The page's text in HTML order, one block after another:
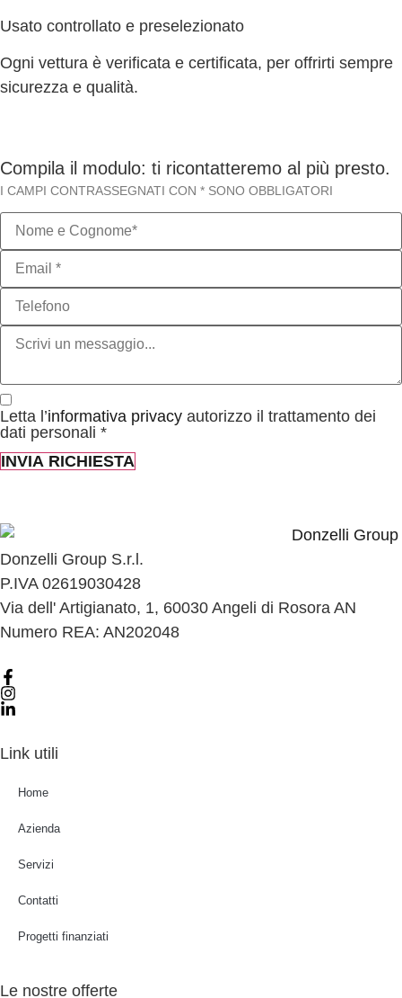
Usato controllato e preselezionato
Ogni vettura è verificata e certificata, per offrirti sempre
sicurezza e qualità.
Compila il modulo: ti ricontatteremo al più presto.
I CAMPI CONTRASSEGNATI CON * SONO OBBLIGATORI
Letta l’informativa privacy autorizzo il trattamento dei
dati personali *
INVIA RICHIESTA
Donzelli Group S.r.l.
P.IVA 02619030428
Via dell' Artigianato, 1, 60030 Angeli di Rosora AN
Numero REA: AN202048
Link utili
Home
Azienda
Servizi
Contatti
Progetti finanziati
Le nostre offerte